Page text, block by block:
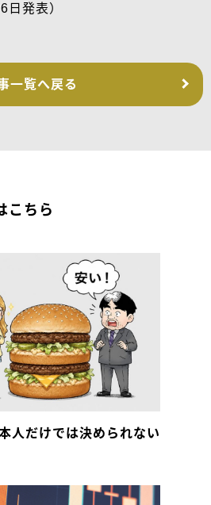
日発表）
一覧へ戻る
こちら
人だけでは決められない